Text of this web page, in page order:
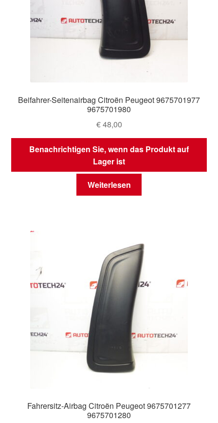
Zahlungen
Beifahrer-Seitenairbag Citroën Peugeot 9675701977
9675701980
€48,00
Benachrichtigen Sie, wenn das Produkt auf
Lager ist
Weiterlesen
Fahrersitz-Airbag Citroën Peugeot 9675701277
9675701280